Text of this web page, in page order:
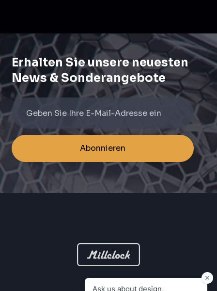
Erhalten Sie unsere neuesten
News & Sonderangebote
Abonnieren